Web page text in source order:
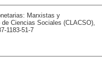
Marxistas y
Ciencias Sociales (CLACSO),
1183-51-7